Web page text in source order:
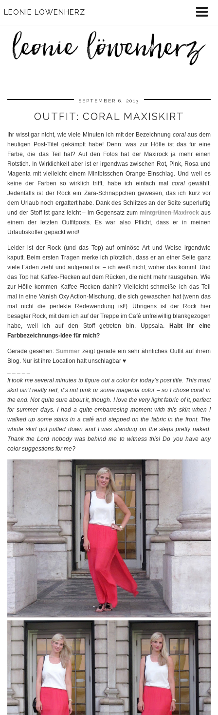
LEONIE LÖWENHERZ
SEPTEMBER 6, 2013
OUTFIT: CORAL MAXISKIRT
Ihr wisst gar nicht, wie viele Minuten ich mit der Bezeichnung coralaus dem
heutigen Post-Titel gekämpft habe! Denn: was zur Hölle ist das für eine
Farbe, die das Teil hat? Auf den Fotos hat der Maxirock ja mehr einen
Rotstich. In Wirklichkeit aber ist er irgendwas zwischen Rot, Pink, Rosa und
Magenta mit vielleicht einem Minibisschen Orange-Einschlag. Und weil es
keine der Farben so wirklich trifft, habe ich einfach mal coralgewählt.
Jedenfalls ist der Rock ein Zara-Schnäppchen gewesen, das ich kurz vor
dem Urlaub noch ergattert habe. Dank des Schlitzes an der Seite superluftig
und der Stoff ist ganz leicht – im Gegensatz zummintgrünen Maxirock aus
einem der letzten Outfitposts. Es war also Pflicht, dass er in meinen
Urlaubskoffer gepackt wird!
Leider ist der Rock (und das Top) auf ominöse Art und Weise irgendwie
kaputt. Beim ersten Tragen merke ich plötzlich, dass er an einer Seite ganz
viele Fäden zieht und aufgeraut ist – ich weiß nicht, woher das kommt. Und
das Top hat Kaffee-Flecken auf dem Rücken, die nicht mehr rausgehen. Wie
zur Hölle kommen Kaffee-Flecken dahin? Vielleicht schmeiße ich das Teil
mal in eine Vanish Oxy Action-Mischung, die sich gewaschen hat (wenn das
mal nicht die perfekte Redewendung ist!). Übrigens ist der Rock hier
besagter Rock, mit dem ich auf der Treppe im Café unfreiwillig blankgezogen
habe, weil ich auf den Stoff getreten bin. Uppsala.
Habt ihr eine
Farbbezeichnungs-Idee für mich?
Gerade gesehen:Summer zeigt gerade ein sehr ähnliches Outfit auf ihrem
Blog. Nur ist ihre Location halt unschlagbar ♥
It took me several minutes to figure out a color for today’s post title. This maxi
skirt isn’t really red, it’s not pink or some magenta color – so I chose coral in
the end. Not quite sure about it, though. I love the very light fabric of it, perfect
for summer days. I had a quite embarresing moment with this skirt when I
walked up some stairs in a café and stepped on the fabric in the front. The
whole skirt got pulled down and I was standing on the steps pretty naked.
Thank the Lord nobody was behind me to witness this! Do you have any
color suggestions for me?